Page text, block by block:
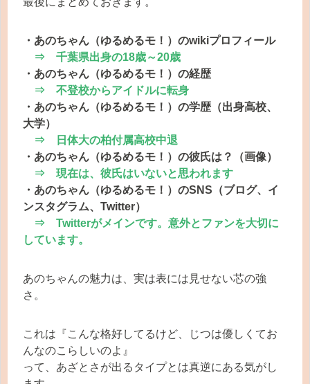
・あのちゃん（ゆるめるモ！）のwikiプロフィール
⇒ 千葉県出身の18歳～20歳
・あのちゃん（ゆるめるモ！）の経歴
⇒ 不登校からアイドルに転身
・あのちゃん（ゆるめるモ！）の学歴（出身高校、
大学）
⇒ 日体大の柏付属高校中退
・あのちゃん（ゆるめるモ！）の彼氏は？（画像）
⇒ 現在は、彼氏はいないと思われます
・あのちゃん（ゆるめるモ！）のSNS（ブログ、イ
ンスタグラム、Twitter）
⇒ Twitterがメインです。意外とファンを大切に
しています。
あのちゃんの魅力は、実は表には見せない芯の強
さ。
これは『こんな格好してるけど、じつは優しくてお
んなのこらしいのよ』
って、あざとさが出るタイプとは真逆にある気がし